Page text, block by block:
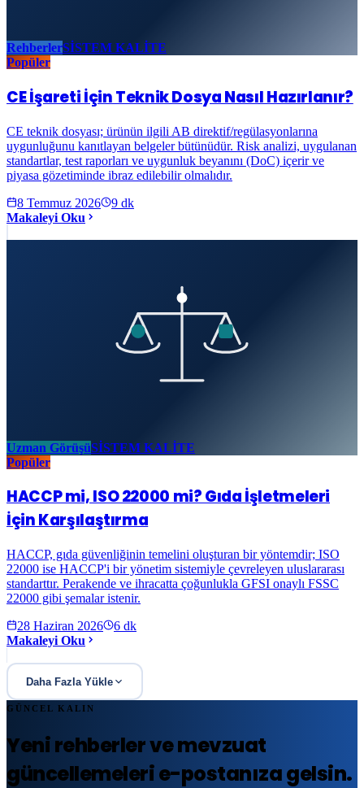
RehberlerSİSTEM KALİTE
Popüler
CE İşareti İçin Teknik Dosya Nasıl Hazırlanır?
CE teknik dosyası; ürünün ilgili AB direktif/regülasyonlarına
uygunluğunu kanıtlayan belgeler bütünüdür. Risk analizi, uygulanan
standartlar, test raporları ve uygunluk beyanını (DoC) içerir ve
piyasa gözetiminde ibraz edilebilir olmalıdır.
8 Temmuz 2026
9 dk
Makaleyi Oku
Uzman GörüşüSİSTEM KALİTE
Popüler
HACCP mi, ISO 22000 mi? Gıda İşletmeleri
İçin Karşılaştırma
HACCP, gıda güvenliğinin temelini oluşturan bir yöntemdir; ISO
22000 ise HACCP'i bir yönetim sistemiyle çevreleyen uluslararası
standarttır. Perakende ve ihracatta çoğunlukla GFSI onaylı FSSC
22000 gibi şemalar istenir.
28 Haziran 2026
6 dk
Makaleyi Oku
Daha Fazla Yükle
GÜNCEL KALIN
Yeni rehberler ve mevzuat
güncellemeleri e-postanıza gelsin.